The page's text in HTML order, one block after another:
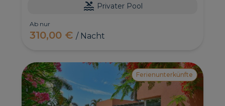
Privater Pool
Ab nur
310,00 €/ Nacht
Ferienunterkünfte